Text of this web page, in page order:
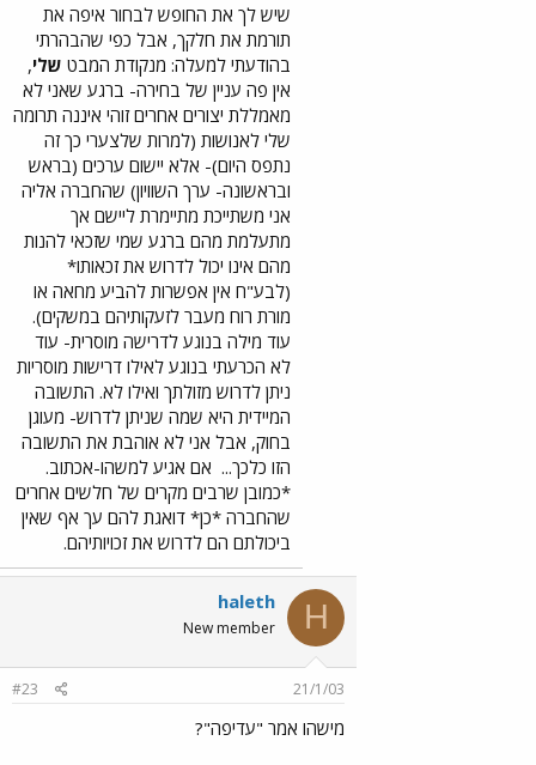
שיש לך את החופש לבחור איפה את
תורמת את חלקך, אבל כפי שהבהרתי
בהודעתי למעלה: מנקודת המבט שלי,
אין פה עניין של בחירה- ברגע שאני לא
מאמללת יצורים אחרים זוהי איננה תרומה
שלי לאנושות (למרות שלצערי כך זה
נתפס היום)- אלא יישום ערכים (בראש
ובראשונה- ערך השוויון) שהחברה אליה
אני משתייכת מתיימרת ליישם אך
מתעלמת מהם ברגע שמי שזכאי להנות
מהם אינו יכול לדרוש את זכאותו*
(לבע"ח אין אפשרות להביע מחאה או
מורת רוח מעבר לזעקותיהם במשקים).
עוד מילה בנוגע לדרישה מוסרית- עוד
לא הכרעתי בנוגע לאילו דרישות מוסריות
ניתן לדרוש מזולתך ואילו לא. התשובה
המיידית היא שמה שניתן לדרוש- מעוגן
בחוק, אבל אני לא אוהבת את התשובה
הזו כלכך... אם אגיע למשהו-אכתוב.
*כמובן שרבים מקרים של חלשים אחרים
שהחברה *כן* דואגת להם עך אף שאין
ביכולתם הם לדרוש את זכויותיהם.
H
haleth
New member
21/1/03
#23
מישהו אמר "עדיפה"?